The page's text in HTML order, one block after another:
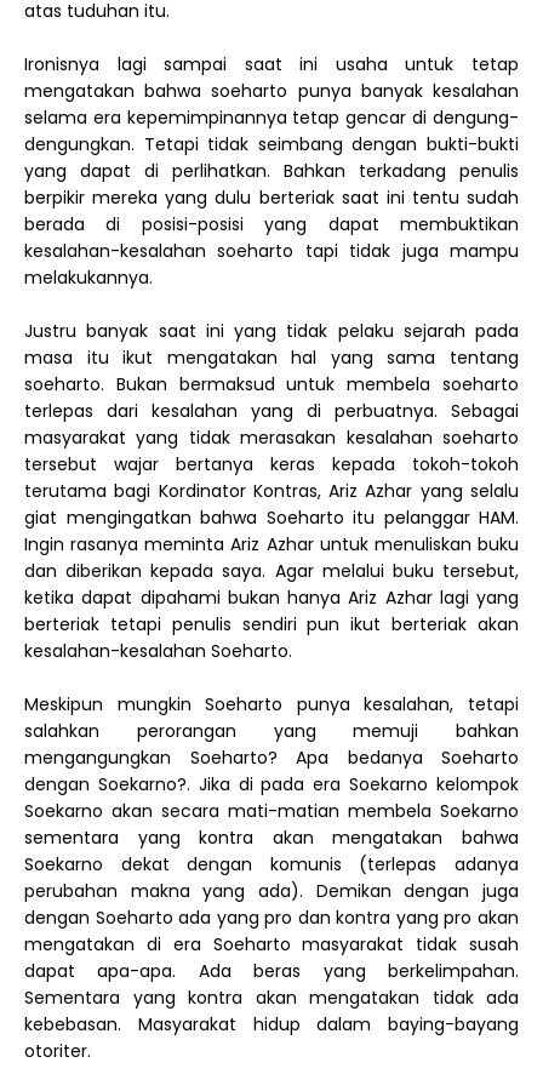
atas tuduhan itu.
Ironisnya lagi sampai saat ini usaha untuk tetap
mengatakan bahwa soeharto punya banyak kesalahan
selama era kepemimpinannya tetap gencar di dengung-
dengungkan. Tetapi tidak seimbang dengan bukti-bukti
yang dapat di perlihatkan. Bahkan terkadang penulis
berpikir mereka yang dulu berteriak saat ini tentu sudah
berada di posisi-posisi yang dapat membuktikan
kesalahan-kesalahan soeharto tapi tidak juga mampu
melakukannya.
Justru banyak saat ini yang tidak pelaku sejarah pada
masa itu ikut mengatakan hal yang sama tentang
soeharto. Bukan bermaksud untuk membela soeharto
terlepas dari kesalahan yang di perbuatnya. Sebagai
masyarakat yang tidak merasakan kesalahan soeharto
tersebut wajar bertanya keras kepada tokoh-tokoh
terutama bagi Kordinator Kontras, Ariz Azhar yang selalu
giat mengingatkan bahwa Soeharto itu pelanggar HAM.
Ingin rasanya meminta Ariz Azhar untuk menuliskan buku
dan diberikan kepada saya. Agar melalui buku tersebut,
ketika dapat dipahami bukan hanya Ariz Azhar lagi yang
berteriak tetapi penulis sendiri pun ikut berteriak akan
kesalahan-kesalahan Soeharto.
Meskipun mungkin Soeharto punya kesalahan, tetapi
salahkan perorangan yang memuji bahkan
mengangungkan Soeharto? Apa bedanya Soeharto
dengan Soekarno?. Jika di pada era Soekarno kelompok
Soekarno akan secara mati-matian membela Soekarno
sementara yang kontra akan mengatakan bahwa
Soekarno dekat dengan komunis (terlepas adanya
perubahan makna yang ada). Demikan dengan juga
dengan Soeharto ada yang pro dan kontra yang pro akan
mengatakan di era Soeharto masyarakat tidak susah
dapat apa-apa. Ada beras yang berkelimpahan.
Sementara yang kontra akan mengatakan tidak ada
kebebasan. Masyarakat hidup dalam baying-bayang
otoriter.